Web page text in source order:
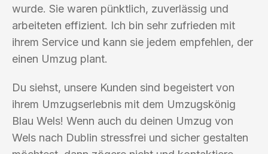
wurde. Sie waren pünktlich, zuverlässig und
arbeiteten effizient. Ich bin sehr zufrieden mit
ihrem Service und kann sie jedem empfehlen, der
einen Umzug plant.
Du siehst, unsere Kunden sind begeistert von
ihrem Umzugserlebnis mit dem Umzugskönig
Blau Wels! Wenn auch du deinen Umzug von
Wels nach Dublin stressfrei und sicher gestalten